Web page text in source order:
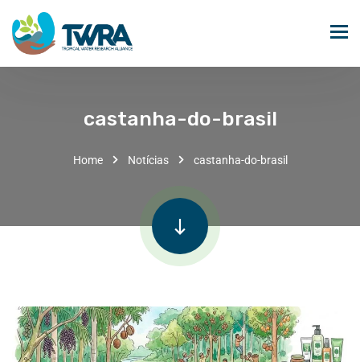
castanha-do-brasil
Home Notícias castanha-do-brasil